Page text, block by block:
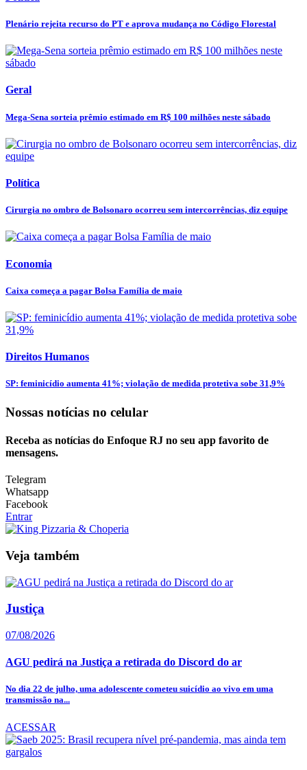
Plenário rejeita recurso do PT e aprova mudança no Código Florestal
Geral
Mega-Sena sorteia prêmio estimado em R$ 100 milhões neste sábado
Política
Cirurgia no ombro de Bolsonaro ocorreu sem intercorrências, diz equipe
Economia
Caixa começa a pagar Bolsa Família de maio
Direitos Humanos
SP: feminicídio aumenta 41%; violação de medida protetiva sobe 31,9%
Nossas notícias no celular
Receba as notícias do Enfoque RJ no seu app favorito de
mensagens.
Telegram
Whatsapp
Facebook
Entrar
Veja também
Justiça
07/08/2026
AGU pedirá na Justiça a retirada do Discord do ar
No dia 22 de julho, uma adolescente cometeu suicídio ao vivo em uma
transmissão na...
ACESSAR